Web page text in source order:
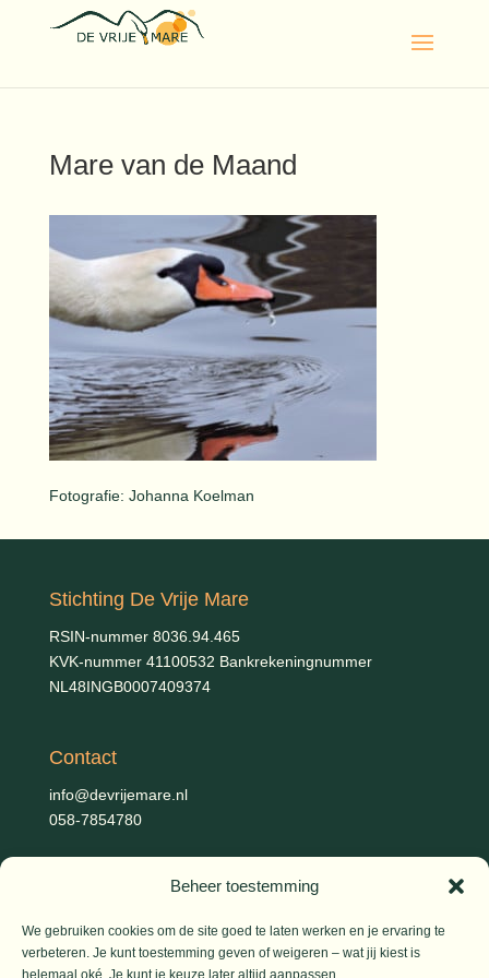
Beheer toestemming
We gebruiken cookies om de site goed te laten werken en je ervaring te
verbeteren. Je kunt toestemming geven of weigeren – wat jij kiest is
helemaal oké. Je kunt je keuze later altijd aanpassen.
Mare van de Maand
Fotografie: Johanna Koelman
Stichting De Vrije Mare
RSIN-nummer 8036.94.465
KVK-nummer 41100532 Bankrekeningnummer
NL48INGB0007409374
Contact
info@devrijemare.nl
058-7854780
Gerold Febis, Johanna Koelman, Ronald de Jong,Aart
Blom (artikelen), Iris Planting (Marieke)